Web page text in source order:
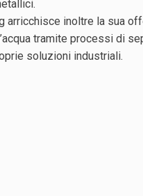
arricchisce inoltre la sua
tramite processi di
soluzioni industriali.